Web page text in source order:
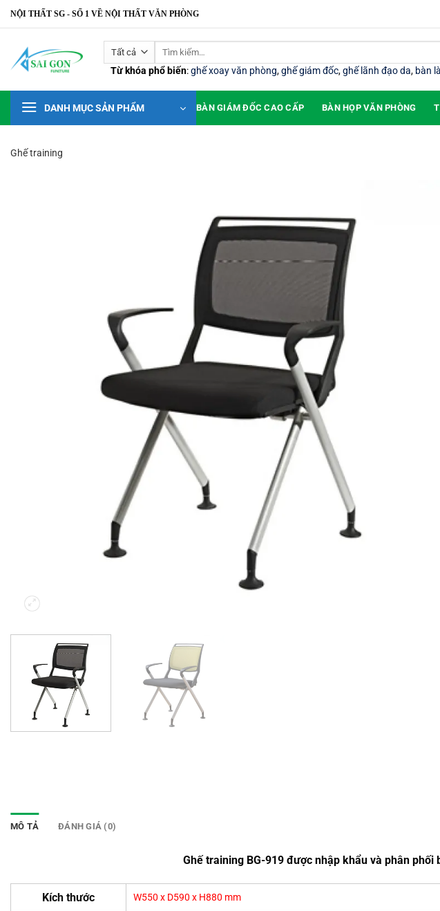
Bỏ
qua
dung
NỘI THẤT SG - SỐ 1 VỀ NỘI THẤT VĂN PHÒNG
Tìm
Từ khóa phổ biến:ghế xoay văn phòng,ghế giám đốc,ghế lãnh đạo da, bàn
DANH MỤC SẢN PHẨM BÀN GIÁM ĐỐC CAO CẤP BÀN HỌP VĂN PHÒNG
Ghế training
MÔ TẢ ĐÁNH GIÁ (0)
Ghế training BG-919 được nhập khẩu và phân phối
Kích thước W550 x D590 x H880 mm